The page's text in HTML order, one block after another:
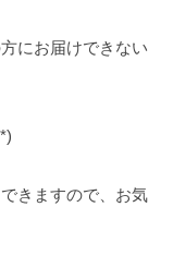
にお届けできない
きますので、お気